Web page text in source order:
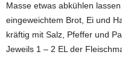
Masse etwas abkühlen
eingeweichtem Brot, Ei und
kräftig mit Salz, Pfeffer und
Jeweils 1 – 2 EL der